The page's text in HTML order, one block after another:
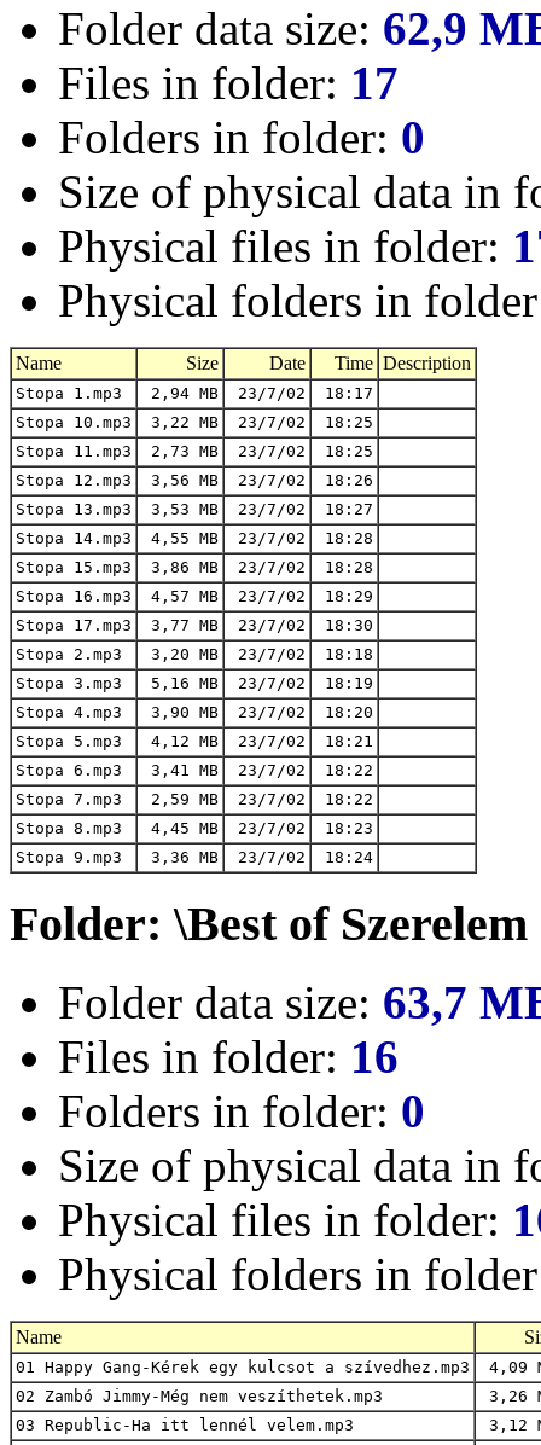
Folder data size: 62,9
Files in folder: 17
Folders in folder: 0
Size of physical data in
Physical files in folder:
Physical folders in
Name Size Date Time Description
Stopa 1.mp3 2,94 MB 23/7/02
18:17
Stopa 10.mp3
3,22 MB 23/7/02
18:25
Stopa 11.mp3
2,73 MB 23/7/02
18:25
Stopa 12.mp3
3,56 MB 23/7/02
18:26
Stopa 13.mp3
3,53 MB 23/7/02
18:27
Stopa 14.mp3
4,55 MB 23/7/02
18:28
Stopa 15.mp3
3,86 MB 23/7/02
18:28
Stopa 16.mp3
4,57 MB 23/7/02
18:29
Stopa 17.mp3
3,77 MB 23/7/02
18:30
Stopa 2.mp3
3,20 MB 23/7/02
18:18
Stopa 3.mp3
5,16 MB 23/7/02
18:19
Stopa 4.mp3
3,90 MB 23/7/02
18:20
Stopa 5.mp3
4,12 MB 23/7/02
18:21
Stopa 6.mp3
3,41 MB 23/7/02
18:22
Stopa 7.mp3
2,59 MB 23/7/02
18:22
Stopa 8.mp3
4,45 MB 23/7/02
18:23
Stopa 9.mp3
3,36 MB 23/7/02 18:24
Folder: \Best of Szerelem
Folder data size: 63,7
Files in folder: 16
Folders in folder: 0
Size of physical data in
Physical files in folder:
Physical folders in
Name
01 Happy Gang-Kérek egy kulcsot a szívedhez.mp3
4,09
02 Zambó Jimmy-Még nem veszíthetek.mp3
3,26
03 Republic-Ha itt lennél velem.mp3
3,12